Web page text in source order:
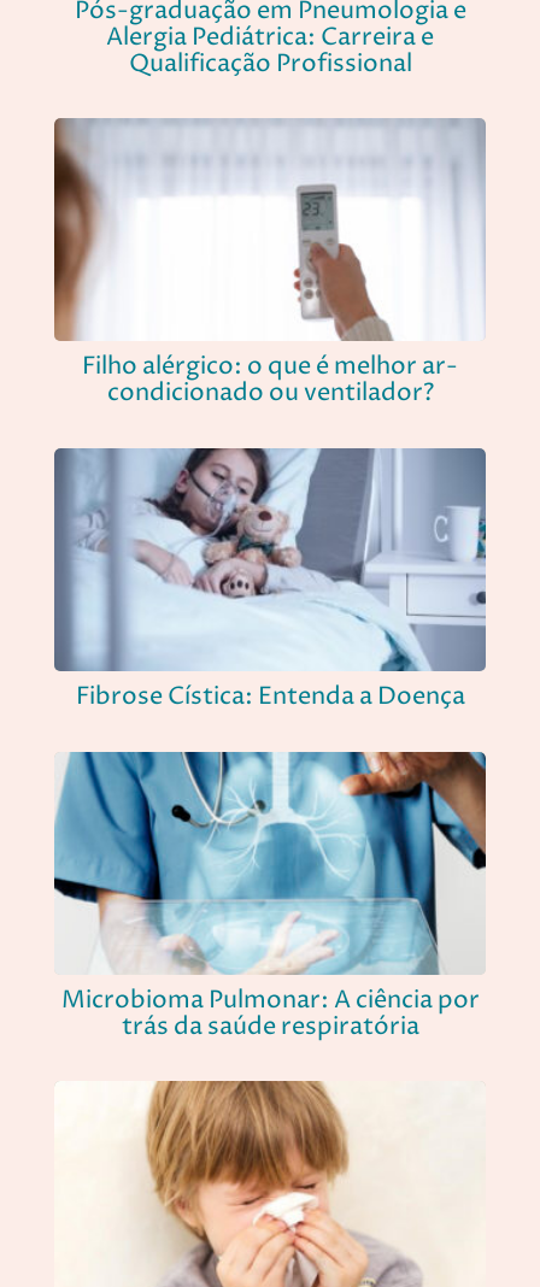
Pós-graduação em Pneumologia e
Alergia Pediátrica: Carreira e
Qualificação Profissional
Filho alérgico: o que é melhor ar-
condicionado ou ventilador?
Fibrose Cística: Entenda a Doença
Microbioma Pulmonar: A ciência por
trás da saúde respiratória